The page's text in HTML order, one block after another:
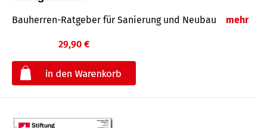
Bauherren-Ratgeber für Sanierung und Neubau mehr
29,90 €